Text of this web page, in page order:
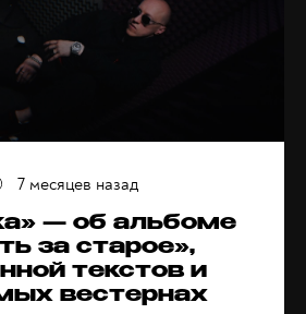
— об альбоме
за старое»,
текстов и
вестернах
7 месяцев назад